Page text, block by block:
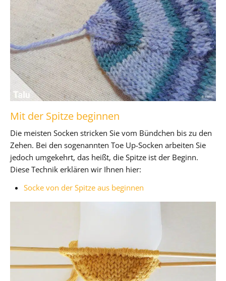
Mit der Spitze beginnen
Die meisten Socken stricken Sie vom Bündchen bis zu den
Zehen. Bei den sogenannten Toe Up-Socken arbeiten Sie
jedoch umgekehrt, das heißt, die Spitze ist der Beginn.
Diese Technik erklären wir Ihnen hier:
Socke von der Spitze aus beginnen